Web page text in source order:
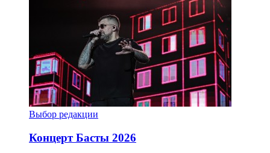
Выбор редакции
Концерт Басты 2026